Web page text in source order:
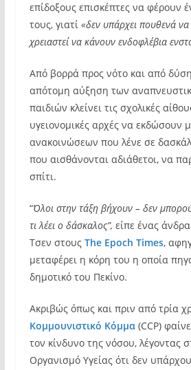
επίδοξους επισκέπτες να φέρουν
τους, γιατί «δεν υπάρχει πουθενά
χρειαστεί να κάνουν ενδοφλέβια
Από βορρά προς νότο και από
απότομη αύξηση των
παιδιών κλείνει τις σχολικές
υγειονομικές αρχές να εκδώσουν
ανακοινώσεων που λένε σε
που αισθάνονται αδιάθετοι, να
σπίτι.
“Όλοι στην τάξη βήχουν – δεν
τι λέει ο δάσκαλος”, είπε ένας
Τσεν στους The Epoch Times,
μεταφέρει η κόρη του η οποία
δημοτικό του Πεκίνο.
Ακριβώς όπως και πριν από τρία
Κομμουνιστικό Κόμμα(CCP)
τον κίνδυνο της νόσου, λέγοντας
Οργανισμό Υγείας ότι δεν